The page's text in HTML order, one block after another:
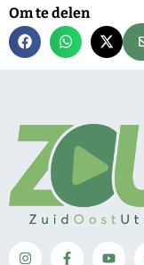
Om te delen